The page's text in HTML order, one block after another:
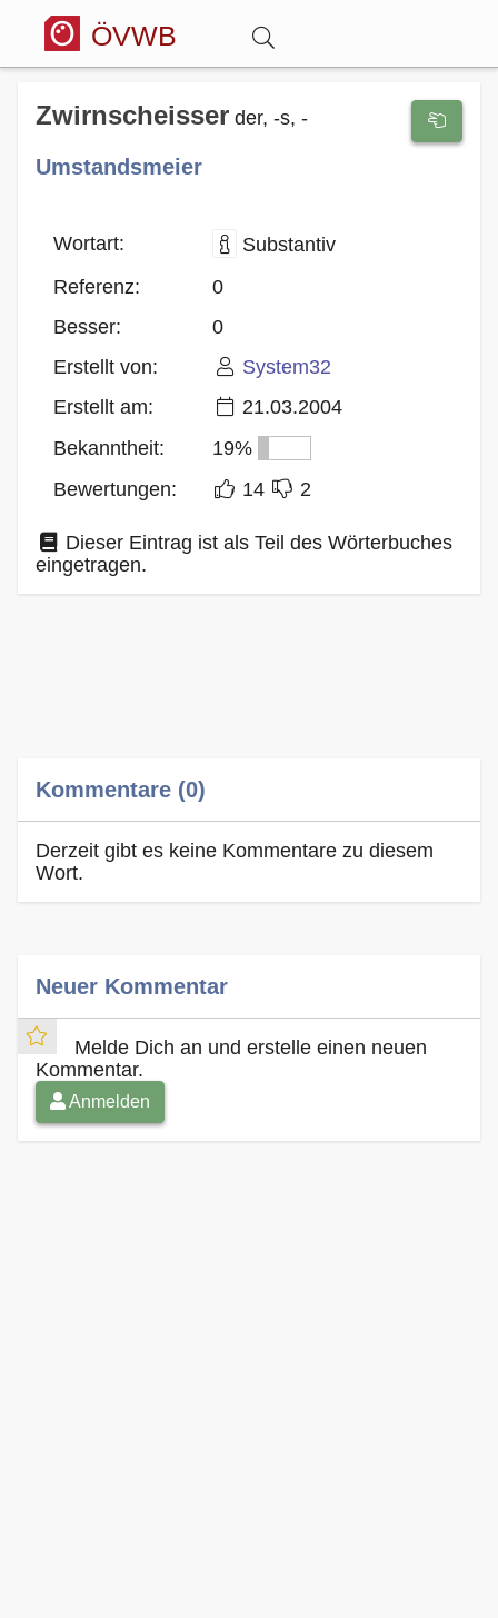
ÖVWB
Anmelden
Wörterbuch
Hitparade
Blog
Zwirnscheisser der, -s, -
Umstandsmeier
Wortart:
Substantiv
Referenz:
0
Besser:
0
Erstellt von:
System32
Erstellt am:
21.03.2004
Bekanntheit:
19%
Bewertungen:
14 2
Dieser Eintrag ist als Teil des Wörterbuches
eingetragen.
Kommentare (0)
Derzeit gibt es keine Kommentare zu diesem
Wort.
Neuer Kommentar
Melde Dich an und erstelle einen neuen
Kommentar.
Anmelden